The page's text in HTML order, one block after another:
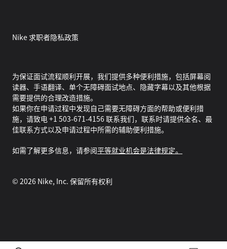
Nike 求职者隐私政策
为保证面试流程顺利开展，我们提供多种便利措施，包括屏幕阅
读器、手语翻译、单个无障碍面试地点、隐藏字幕以及其他根据
需要提供的合理改造措施。
如果你在申请过程中发现自己需要无障碍方面的帮助或便利措
施，请致电 +1 503-671-4156 联系我们，联系时请提供全名、最
佳联系方式以及申请过程中所需的辅助便利措施。
如需了解更多信息，请参阅平等就业机会是法律规定。
© 2026 Nike, Inc. 保留所有权利